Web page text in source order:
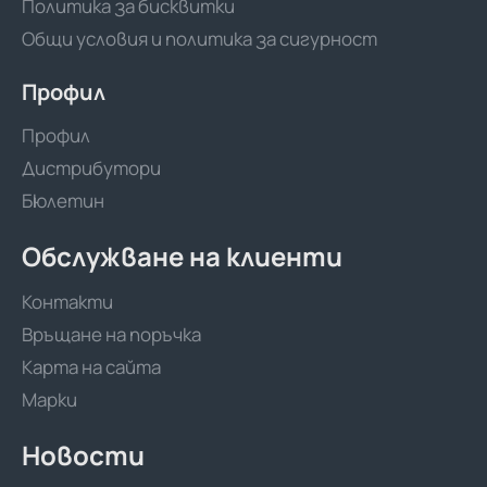
Политика за бисквитки
Общи условия и политика за сигурност
Профил
Профил
Дистрибутори
Бюлетин
Обслужване на клиенти
Контакти
Връщане на поръчка
Карта на сайта
Марки
Новости